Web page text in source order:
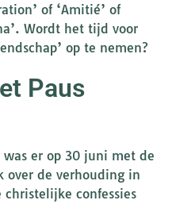
of ‘Amitié’ of
Wordt het tijd voor
op te nemen?
Paus
er op 30 juni met de
over de verhouding in
christelijke confessies